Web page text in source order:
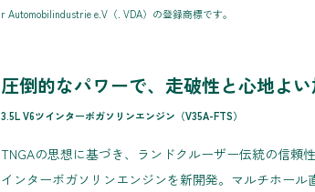
r Automobilindustrie e.V（. VDA）の登録商標です。
圧倒的なパワーで、走破性と心地よい
3.5L V6ツインターボガソリンエンジン（V35A-FTS）
TNGAの思想に基づき、ランドクルーザー伝統の信頼
インターボガソリンエンジンを新開発。マルチホール